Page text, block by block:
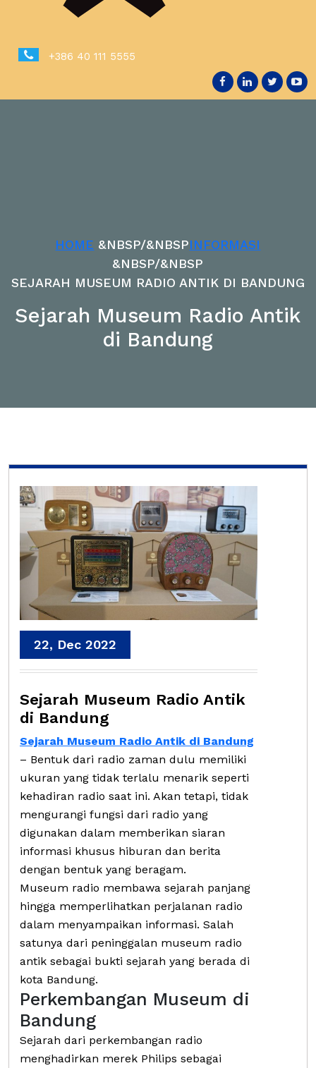
+386 40 111 5555
HOME &NBSP/&NBSPINFORMASI
&NBSP/&NBSP
SEJARAH MUSEUM RADIO ANTIK DI BANDUNG
Sejarah Museum Radio Antik
di Bandung
22, Dec 2022
Sejarah Museum Radio Antik
di Bandung
Sejarah Museum Radio Antik di Bandung
– Bentuk dari radio zaman dulu memiliki
ukuran yang tidak terlalu menarik seperti
kehadiran radio saat ini. Akan tetapi, tidak
mengurangi fungsi dari radio yang
digunakan dalam memberikan siaran
informasi khusus hiburan dan berita
dengan bentuk yang beragam.
Museum radio membawa sejarah panjang
hingga memperlihatkan perjalanan radio
dalam menyampaikan informasi. Salah
satunya dari peninggalan museum radio
antik sebagai bukti sejarah yang berada di
kota Bandung.
Perkembangan Museum di
Bandung
Sejarah dari perkembangan radio
menghadirkan merek Philips sebagai